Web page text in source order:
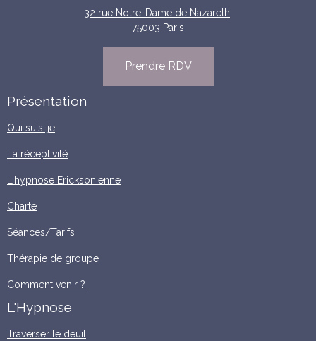
32 rue Notre-Dame de Nazareth,
75003 Paris
Prendre RDV
Présentation
Qui suis-je
La réceptivité
L'hypnose Ericksonienne
Charte
Séances/Tarifs
Thérapie de groupe
Comment venir ?
L'Hypnose
Traverser le deuil